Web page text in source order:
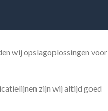
wij opslagoplossingen voor
zijn wij altijd goed